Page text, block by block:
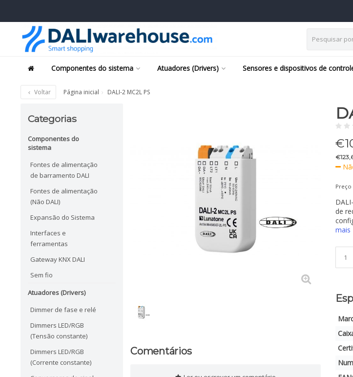
Componentes do sistema Atuadores (Drivers) Sensores e dispositivos de
Voltar Página inicial DALI-2 MC2L PS
Categorias
Componentes do
sistema
Fontes de alimentação
de barramento DALI
Fontes de alimentação
(Não DALI)
Expansão do Sistema
Interfaces e
ferramentas
Gateway KNX DALI
Sem fio
Atuadores (Drivers)
Dimmer de fase e relé
Dimmers LED/RGB
(Tensão constante)
Dimmers LED/RGB
(Corrente constante)
Comentários
€
Preço
de
mais